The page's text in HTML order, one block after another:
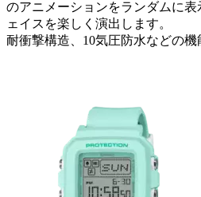
のアニメーションをランダムに
ェイスを楽しく演出します。
耐衝撃構造、10気圧防水などの機